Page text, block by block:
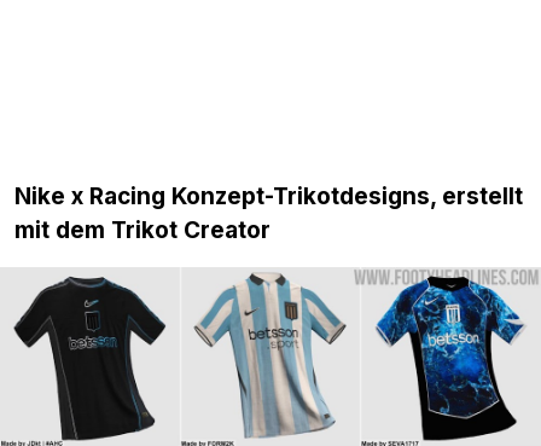
Nike x Racing Konzept-Trikotdesigns, erstellt
mit dem Trikot Creator